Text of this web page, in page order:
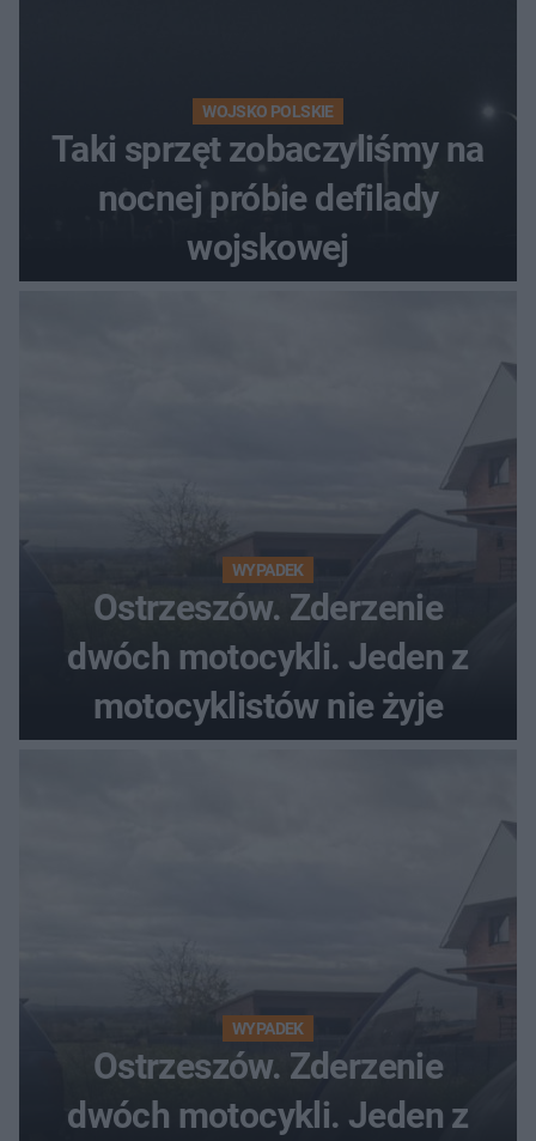
WOJSKO POLSKIE
Taki sprzęt zobaczyliśmy na
nocnej próbie defilady
wojskowej
WYPADEK
Ostrzeszów. Zderzenie
dwóch motocykli. Jeden z
motocyklistów nie żyje
WYPADEK
Ostrzeszów. Zderzenie
dwóch motocykli. Jeden z